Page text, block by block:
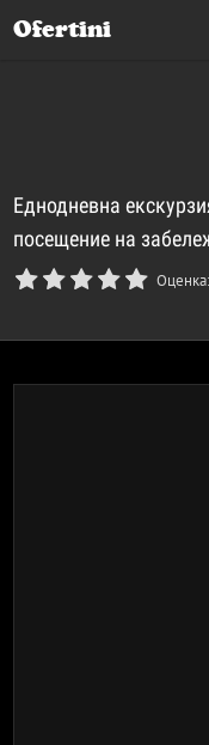
Ofertini
Еднодневна
посещение на